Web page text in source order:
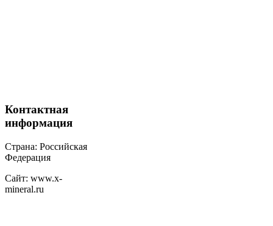
Контактная
информация
Страна: Российская
Федерация
Сайт: www.x-
mineral.ru